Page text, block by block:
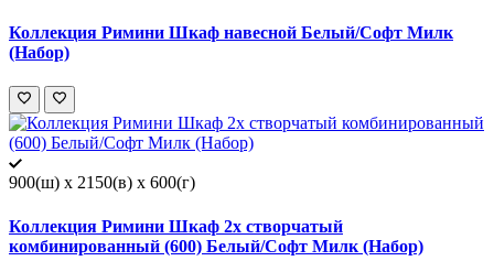
Коллекция Римини Шкаф навесной Белый/Софт Милк
(Набор)
900(ш) x 2150(в) x 600(г)
Коллекция Римини Шкаф 2х створчатый
комбинированный (600) Белый/Софт Милк (Набор)